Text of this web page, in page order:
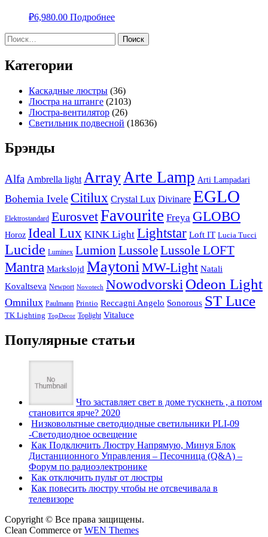
₽6,980.00 Подробнее
Найти:
Категории
Каскадные люстры (36)
Люстра на штанге (2103)
Люстра-вентилятор (26)
Светильник подвесной (18636)
Брэнды
Alfa Ambrella light ArrayArte Lamp Arti Lampadari
Bohemia Ivele Citilux Crystal Lux Divinare EGLO
Elektrostandard EurosvetFavourite Freya GLOBO
Horoz Ideal Lux KINK Light Lightstar Loft IT Lucia Tucci
Lucide Luminex Lumion LussoleLussole LOFT
Mantra Markslojd MaytoniMW-Light Natali
Kovaltseva Newport Novotech NowodvorskiOdeon Light
Omnilux Paulmann Printio Reccagni Angelo Sonorous ST Luce
TK Lighting TopDecor Toplight Vitaluce
Популярные статьи
Что заставляет свет в доме тускнеть , а потом
становится ярче? 2020
Низковольтные светодиодные светильники PLI-09
-Светодиодное освещение
Как Подключить Люстру Напрямую, Минуя Блок
Дистанционного Управления – Песочница (Q&A) –
Форум по радиоэлектронике
Как отключить пульт от люстры
Как повесить люстру чтобы не отсвечивала в
телевизоре
Copyright © Все права защищены.
Clean Commerce от WEN Themes